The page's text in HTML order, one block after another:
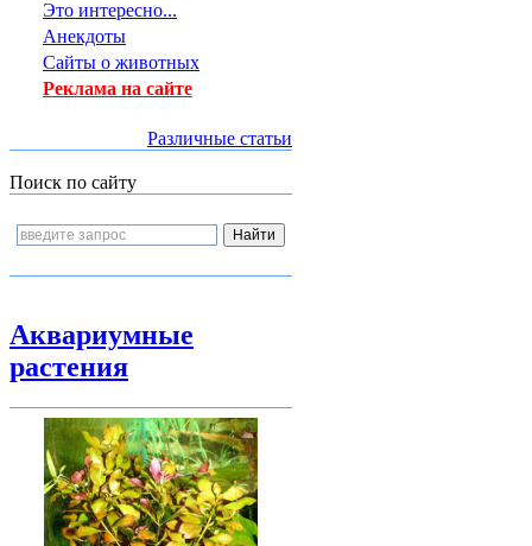
Это интересно...
Анекдоты
Сайты о животных
Реклама на сайте
Различные статьи
Поиск по сайту
Аквариумные
растения